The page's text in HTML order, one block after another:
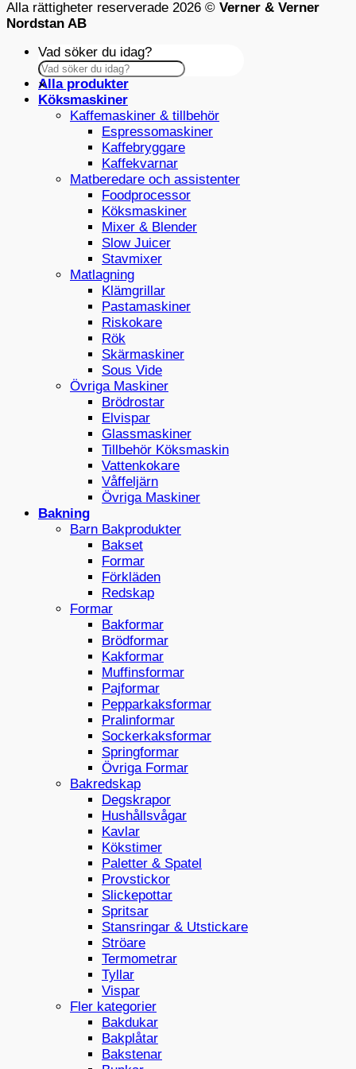
Alla rättigheter reserverade 2026 © Verner & Verner
Nordstan AB
Vad söker du idag?
×
Alla produkter
Köksmaskiner
Kaffemaskiner & tillbehör
Espressomaskiner
Kaffebryggare
Kaffekvarnar
Matberedare och assistenter
Foodprocessor
Köksmaskiner
Mixer & Blender
Slow Juicer
Stavmixer
Matlagning
Klämgrillar
Pastamaskiner
Riskokare
Rök
Skärmaskiner
Sous Vide
Övriga Maskiner
Brödrostar
Elvispar
Glassmaskiner
Tillbehör Köksmaskin
Vattenkokare
Våffeljärn
Övriga Maskiner
Bakning
Barn Bakprodukter
Bakset
Formar
Förkläden
Redskap
Formar
Bakformar
Brödformar
Kakformar
Muffinsformar
Pajformar
Pepparkaksformar
Pralinformar
Sockerkaksformar
Springformar
Övriga Formar
Bakredskap
Degskrapor
Hushållsvågar
Kavlar
Kökstimer
Paletter & Spatel
Provstickor
Slickepottar
Spritsar
Stansringar & Utstickare
Ströare
Termometrar
Tyllar
Vispar
Fler kategorier
Bakdukar
Bakplåtar
Bakstenar